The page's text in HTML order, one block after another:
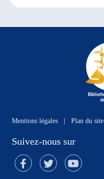
Mentions légales Plan du site
Suivez-nous sur